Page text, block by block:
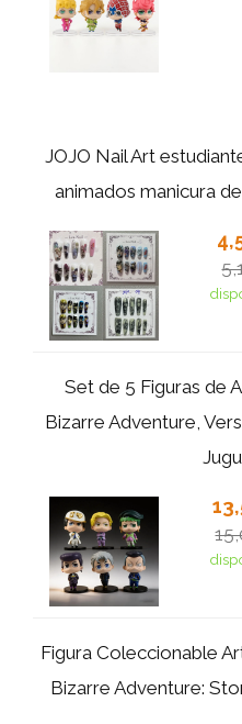
JOJO Nail Art
animados manicura
Set de 5 Figuras de
Bizarre Adventure,
Figura Coleccionable
Bizarre Adventure: